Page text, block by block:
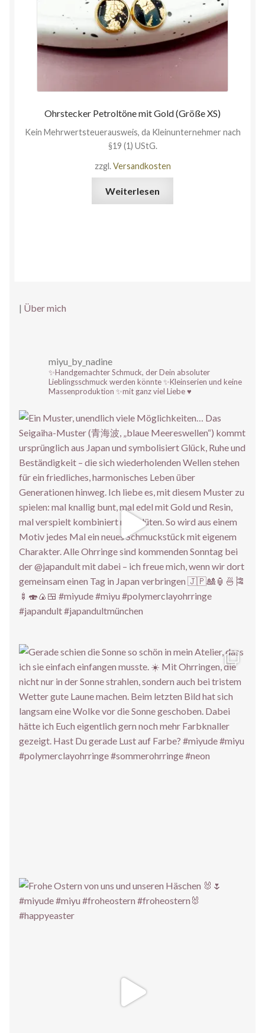
Ohrstecker Petroltöne mit Gold (Größe XS)
Kein Mehrwertsteuerausweis, da Kleinunternehmer nach
§19 (1) UStG.
zzgl.Versandkosten
Weiterlesen
| Über mich
miyu_by_nadine
✨Handgemachter Schmuck, der Dein absoluter
Lieblingsschmuck werden könnte✨Kleinserien und keine
Massenproduktion ✨mit ganz viel Liebe ♥️